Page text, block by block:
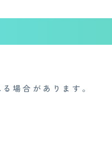
場合があります。